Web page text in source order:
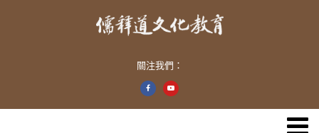
關注我們：